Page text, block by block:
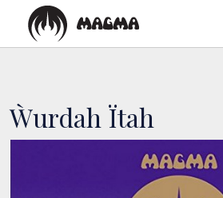
DISCOGRAPHIE
Ẁurdah Ïtah